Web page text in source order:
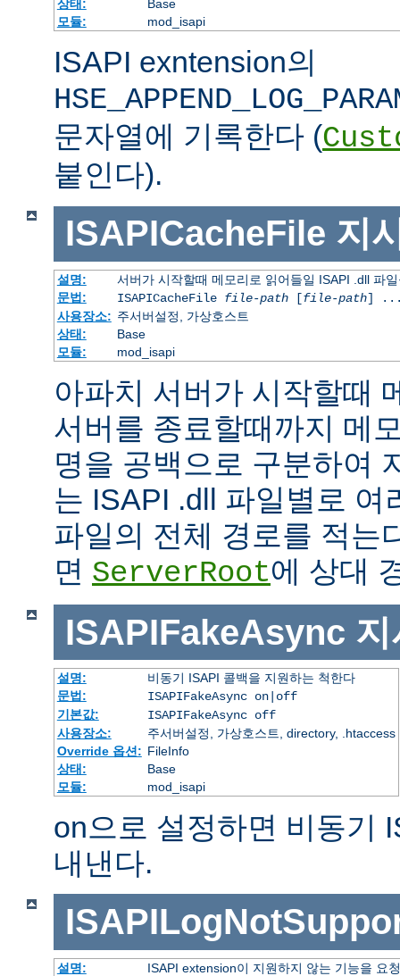
상태:
Base
모듈:
mod_isapi
ISAPI exntension의
문자열에 기록한다 (
붙인다).
ISAPICacheFile 지
설명:
서버가 시작할때 메모리로 읽어들일 ISAPI .dll 파
문법:
ISAPICacheFile file-path[file-path]
사용장소: 주서버설정, 가상호스트
상태:
Base
모듈:
mod_isapi
아파치 서버가 시작할때
서버를 종료할때까지 메
명을 공백으로 구분하여
는 ISAPI .dll 파일별로 여
파일의 전체 경로를 적는
면 ServerRoot에 상대
ISAPIFakeAsync 지
설명:
비동기 ISAPI 콜백을 지원하는 척한다
문법:
ISAPIFakeAsync on|off
기본값:
ISAPIFakeAsync off
사용장소:
주서버설정, 가상호스트, directory, .htaccess
Override 옵션: FileInfo
상태:
Base
모듈:
mod_isapi
on으로 설정하면 비동기
내낸다.
설명:
ISAPI extension이 지원하지 않는 기능을 요